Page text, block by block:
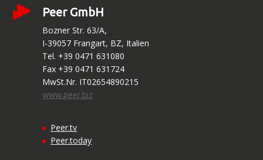
Peer GmbH
Bozner Str. 63/A,
I-39057 Frangart, BZ, Italien
Tel. +39 0471 631080
Fax +39 0471 631724
MwSt.Nr. IT02654890215
www.peer.biz
Peer.tv
Peer.today